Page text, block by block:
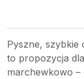
Pyszne,
to propozycja
marchewkowo